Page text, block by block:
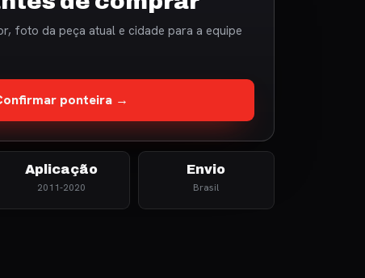
foto da peça atual e cidade para a equipe
ponteira →
Aplicação
2011-2020
Envio
Brasil